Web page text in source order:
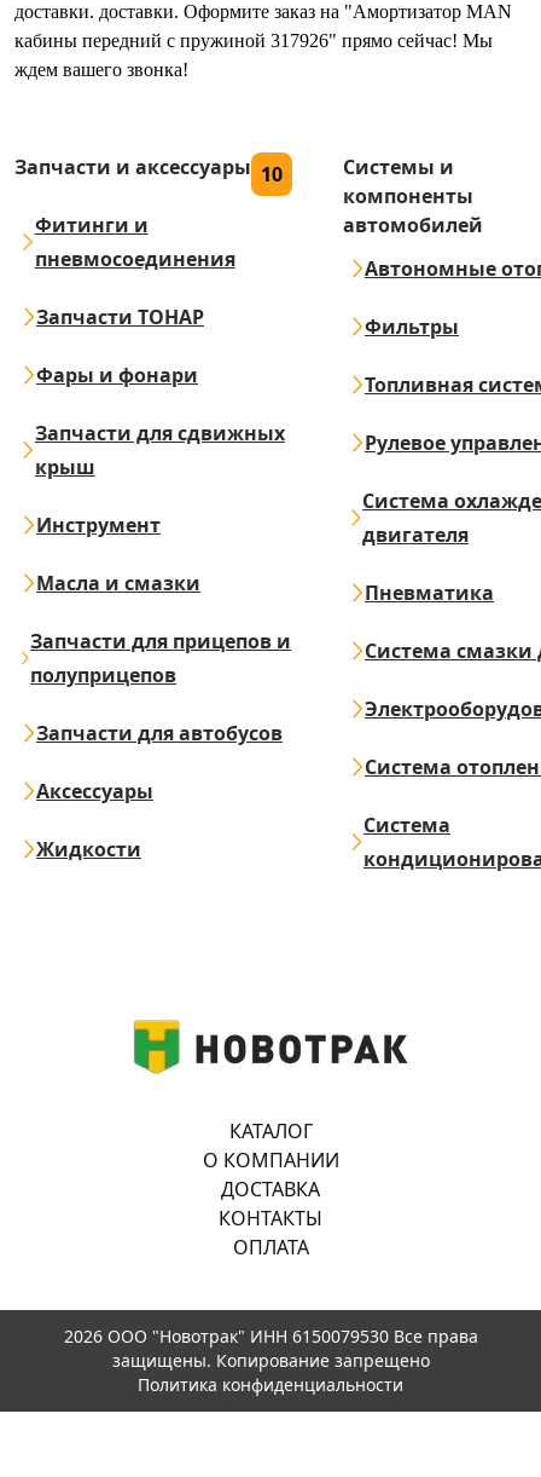
доставки. доставки. Оформите заказ на "Амортизатор MAN
кабины передний с пружиной 317926" прямо сейчас! Мы
ждем вашего звонка!
Запчасти и аксессуары 10
Фитинги и
пневмосоединения
Запчасти ТОНАР
Фары и фонари
Запчасти для сдвижных
крыш
Инструмент
Масла и смазки
Запчасти для прицепов и
полуприцепов
Запчасти для автобусов
Аксессуары
Жидкости
Системы и
компоненты
автомобилей
Автономные
Фильтры
Топливная
Рулевое
Система
двигателя
Пневматика
Система смазки
Система
Система
КАТАЛОГ
О КОМПАНИИ
ДОСТАВКА
КОНТАКТЫ
ОПЛАТА
2026 ООО "Новотрак" ИНН 6150079530 Все права
защищены. Копирование запрещено
Политика конфиденциальности